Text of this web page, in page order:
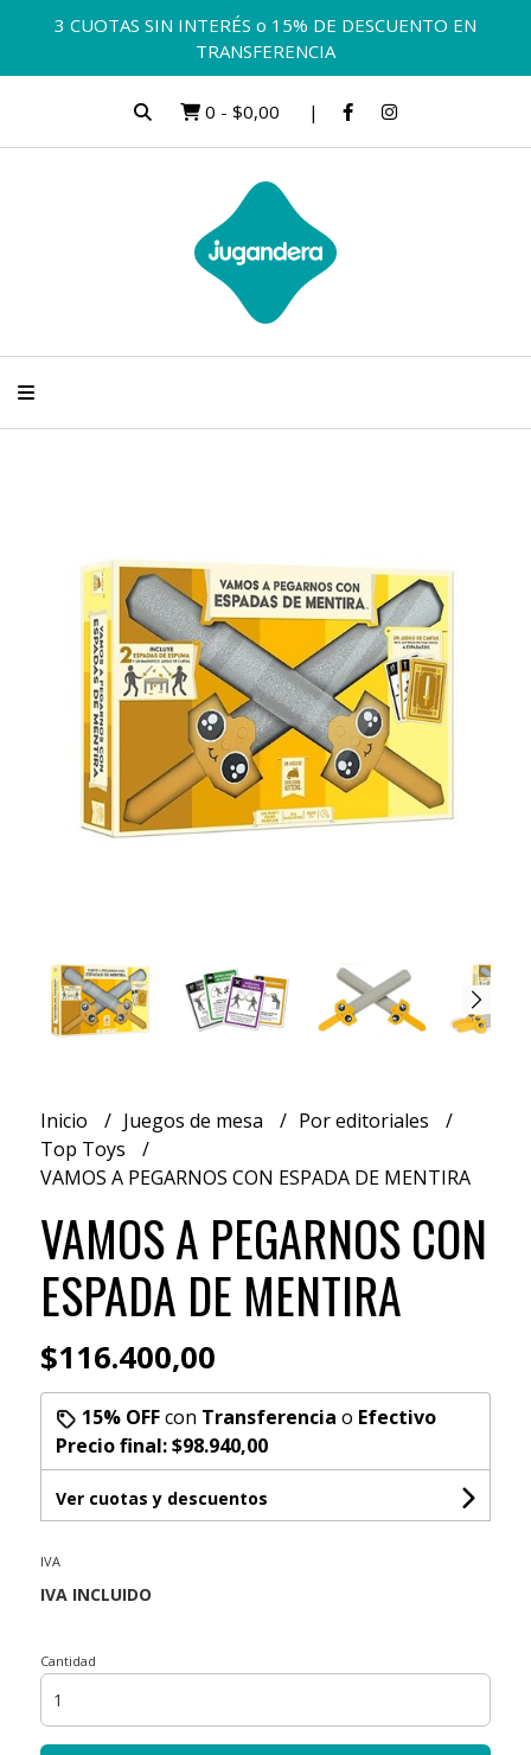
3 CUOTAS SIN INTERÉS o 15% DE DESCUENTO EN
TRANSFERENCIA
0 - $0,00
Inicio Juegos de mesa
Por editoriales
Top Toys
VAMOS A PEGARNOS CON ESPADA DE MENTIRA
VAMOS A PEGARNOS CON
ESPADA DE MENTIRA
$116.400,00
15% OFFcon Transferencia o Efectivo
Precio final:$98.940,00
Ver cuotas y descuentos
IVA
Cantidad